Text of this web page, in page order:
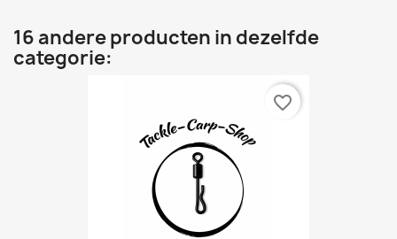
16 andere producten in dezelfde
categorie:
favorite_border